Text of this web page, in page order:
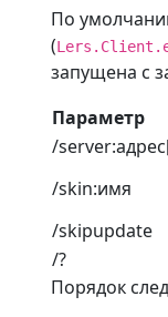
По
(
запущена с
Параметр
/
/skin:имя
/skipupdate
/?
Порядок